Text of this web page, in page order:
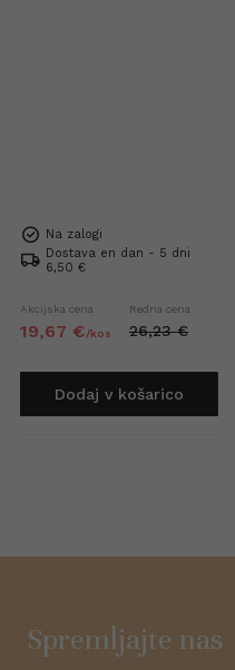
Na zalogi
Dostava en dan - 5 dni
6,50 €
Akcijska cena
19,67 €/kos
Redna cena
26,23 €
Dodaj v košarico
Spremljajte nas